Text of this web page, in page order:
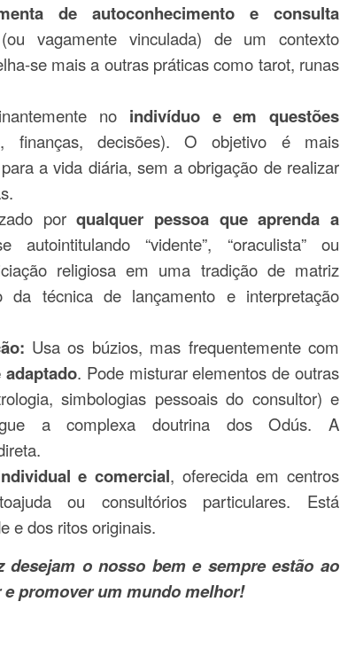
de autoconhecimento e consulta
vagamente vinculada) de um contexto
se mais a outras práticas como tarot, runas
no indivíduo e em questões
finanças, decisões). O objetivo é mais
a vida diária, sem a obrigação de realizar
porqualquer pessoa que aprenda a
“vidente”, “oraculista” ou
religiosa em uma tradição de matriz
da técnica de lançamento e interpretação
Usa os búzios, mas frequentemente com
. Pode misturar elementos de outras
simbologias pessoais do consultor) e
a complexa doutrina dos Odús. A
e comercial, oferecida em centros
ou consultórios particulares. Está
e dos ritos originais.
o nosso bem e sempre estão ao
promover um mundo melhor!